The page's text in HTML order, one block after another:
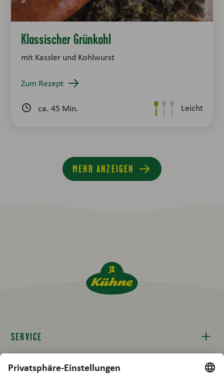
Klassischer Grünkohl
mit Kassler und Kohlwurst
Zum Rezept
ca. 45 Min. Leicht
MEHR ANZEIGEN
SERVICE
Kontakt
RECHTLICHES